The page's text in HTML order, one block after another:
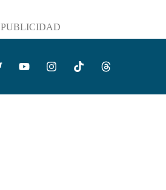
PUBLICIDAD